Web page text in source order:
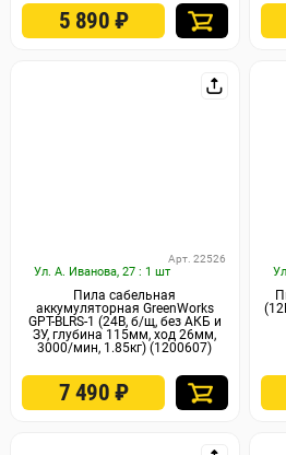
5 890 ₽
Ул. А. Иванова, 27 : 1 шт
Арт. 22526
Пила сабельная
аккумуляторная GreenWorks
GPT-BLRS-1 (24В, б/щ, без АКБ и
ЗУ, глубина 115мм, ход 26мм,
3000/мин, 1.85кг) (1200607)
7 490 ₽